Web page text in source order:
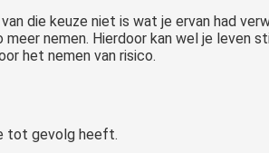
die keuze niet is wat je ervan had
nemen. Hierdoor kan wel je leven
het nemen van risico.
tot gevolg heeft.